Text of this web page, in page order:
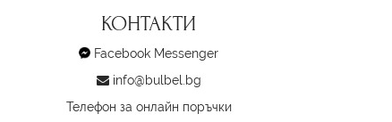
КОНТАКТИ
Facebook Messenger
info@bulbel.bg
Телефон за онлайн поръчки